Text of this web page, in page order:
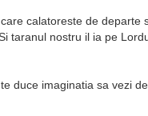
calatoreste de departe
taranul nostru il ia pe
duce imaginatia sa vezi